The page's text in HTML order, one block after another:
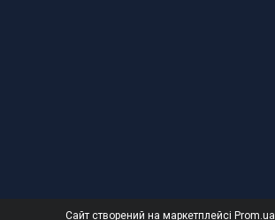
Сайт створений на маркетплейсі Prom.ua